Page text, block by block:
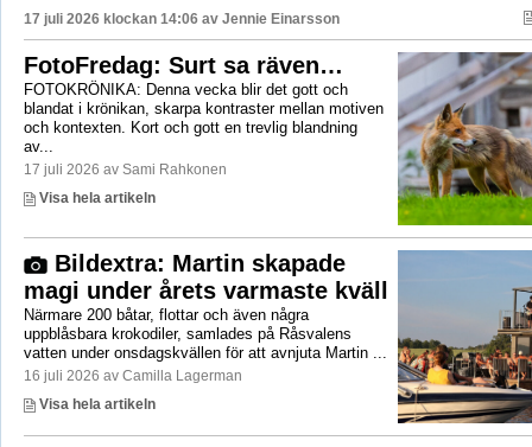
17 juli 2026 klockan 14:06 av Jennie Einarsson
FotoFredag: Surt sa räven…
FOTOKRÖNIKA: Denna vecka blir det gott och
blandat i krönikan, skarpa kontraster mellan motiven
och kontexten. Kort och gott en trevlig blandning
av...
17 juli 2026 av Sami Rahkonen
Visa hela artikeln
Bildextra: Martin skapade
magi under årets varmaste kväll
Närmare 200 båtar, flottar och även några
uppblåsbara krokodiler, samlades på Råsvalens
vatten under onsdagskvällen för att avnjuta Martin ...
16 juli 2026 av Camilla Lagerman
Visa hela artikeln